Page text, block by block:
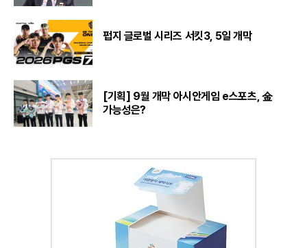
펍지 글로벌 시리즈 서킷3, 5일 개막
[기획] 9월 개막 아시안게임 e스포츠, 金
가능성은?